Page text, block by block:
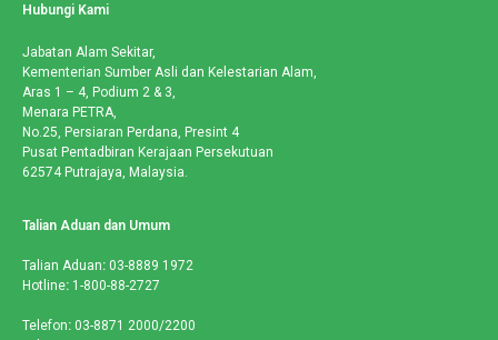
Hubungi Kami
Jabatan Alam Sekitar,
Kementerian Sumber Asli dan Kelestarian Alam,
Aras 1 – 4, Podium 2 & 3,
Menara PETRA,
No.25, Persiaran Perdana, Presint 4
Pusat Pentadbiran Kerajaan Persekutuan
62574 Putrajaya, Malaysia.
Talian Aduan dan Umum
Talian Aduan: 03-8889 1972
Hotline: 1-800-88-2727
Telefon: 03-8871 2000/2200